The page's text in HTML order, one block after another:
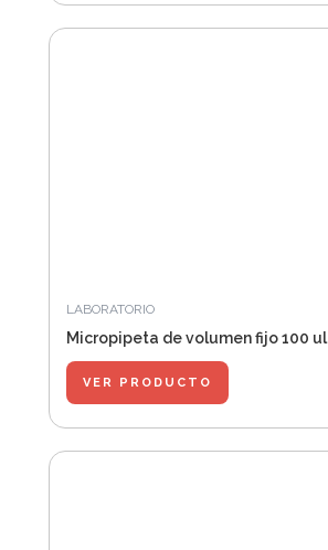
LABORATORIO
Micropipeta de volumen fijo 100 ul
VER PRODUCTO